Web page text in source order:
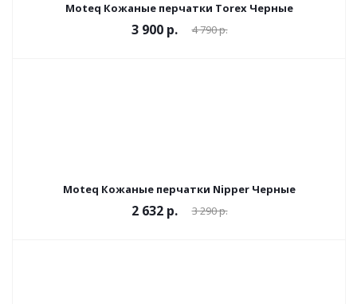
Moteq Кожаные перчатки Torex Черные
3 900 р. 4 790 р.
Moteq Кожаные перчатки Nipper Черные
2 632 р. 3 290 р.